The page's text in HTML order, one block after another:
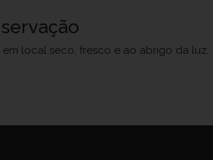
em local seco, fresco e ao abrigo da luz.